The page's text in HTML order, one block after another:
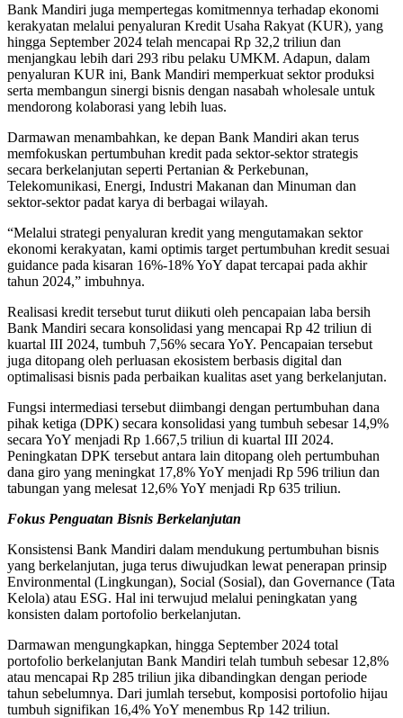
Bank Mandiri juga mempertegas komitmennya terhadap ekonomi
kerakyatan melalui penyaluran Kredit Usaha Rakyat (KUR), yang
hingga September 2024 telah mencapai Rp 32,2 triliun dan
menjangkau lebih dari 293 ribu pelaku UMKM. Adapun, dalam
penyaluran KUR ini, Bank Mandiri memperkuat sektor produksi
serta membangun sinergi bisnis dengan nasabah wholesale untuk
mendorong kolaborasi yang lebih luas.
Darmawan menambahkan, ke depan Bank Mandiri akan terus
memfokuskan pertumbuhan kredit pada sektor-sektor strategis
secara berkelanjutan seperti Pertanian & Perkebunan,
Telekomunikasi, Energi, Industri Makanan dan Minuman dan
sektor-sektor padat karya di berbagai wilayah.
“Melalui strategi penyaluran kredit yang mengutamakan sektor
ekonomi kerakyatan, kami optimis target pertumbuhan kredit sesuai
guidance pada kisaran 16%-18% YoY dapat tercapai pada akhir
tahun 2024,” imbuhnya.
Realisasi kredit tersebut turut diikuti oleh pencapaian laba bersih
Bank Mandiri secara konsolidasi yang mencapai Rp 42 triliun di
kuartal III 2024, tumbuh 7,56% secara YoY. Pencapaian tersebut
juga ditopang oleh perluasan ekosistem berbasis digital dan
optimalisasi bisnis pada perbaikan kualitas aset yang berkelanjutan.
Fungsi intermediasi tersebut diimbangi dengan pertumbuhan dana
pihak ketiga (DPK) secara konsolidasi yang tumbuh sebesar 14,9%
secara YoY menjadi Rp 1.667,5 triliun di kuartal III 2024.
Peningkatan DPK tersebut antara lain ditopang oleh pertumbuhan
dana giro yang meningkat 17,8% YoY menjadi Rp 596 triliun dan
tabungan yang melesat 12,6% YoY menjadi Rp 635 triliun.
Fokus Penguatan Bisnis Berkelanjutan
Konsistensi Bank Mandiri dalam mendukung pertumbuhan bisnis
yang berkelanjutan, juga terus diwujudkan lewat penerapan prinsip
Environmental (Lingkungan), Social (Sosial), dan Governance (Tata
Kelola) atau ESG. Hal ini terwujud melalui peningkatan yang
konsisten dalam portofolio berkelanjutan.
Darmawan mengungkapkan, hingga September 2024 total
portofolio berkelanjutan Bank Mandiri telah tumbuh sebesar 12,8%
atau mencapai Rp 285 triliun jika dibandingkan dengan periode
tahun sebelumnya. Dari jumlah tersebut, komposisi portofolio hijau
tumbuh signifikan 16,4% YoY menembus Rp 142 triliun.